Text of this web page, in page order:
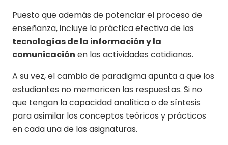
Puesto que además de potenciar el proceso de
enseñanza, incluye la práctica efectiva de las
tecnologías de la información y la
comunicación en las actividades cotidianas.
A su vez, el cambio de paradigma apunta a que los
estudiantes no memoricen las respuestas. Si no
que tengan la capacidad analítica o de síntesis
para asimilar los conceptos teóricos y prácticos
en cada una de las asignaturas.